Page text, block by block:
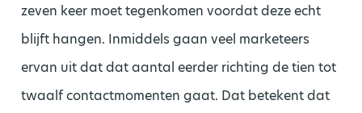
zeven keer moet tegenkomen voordat deze echt
blijft hangen. Inmiddels gaan veel marketeers
ervan uit dat dat aantal eerder richting de tien tot
twaalf contactmomenten gaat. Dat betekent dat